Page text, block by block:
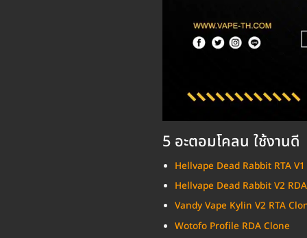
5 อะตอมโคลน ใช้งานดี
Hellvape Dead Rabbit RTA
Hellvape Dead Rabbit V2
Vandy Vape Kylin V2 RTA
Wotofo Profile RDA Clone